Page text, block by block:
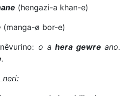
(hengazi-a khan-e)
(manga-ø bor-e)
o a hera gewreano.
.
neri: